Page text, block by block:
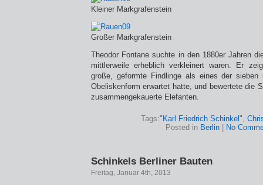
Kleiner Markgrafenstein
Großer Markgrafenstein
Theodor Fontane suchte in den 1880er Jahren
mittlerweile erheblich verkleinert waren. Er
große, geformte Findlinge als eines der sieben
Obeliskenform erwartet hatte, und bewertete die
zusammengekauerte Elefanten.
Tags:"Karl Friedrich Schinkel",
Posted in Berlin| No
Schinkels Berliner Bauten
Freitag, Januar 4th, 2013